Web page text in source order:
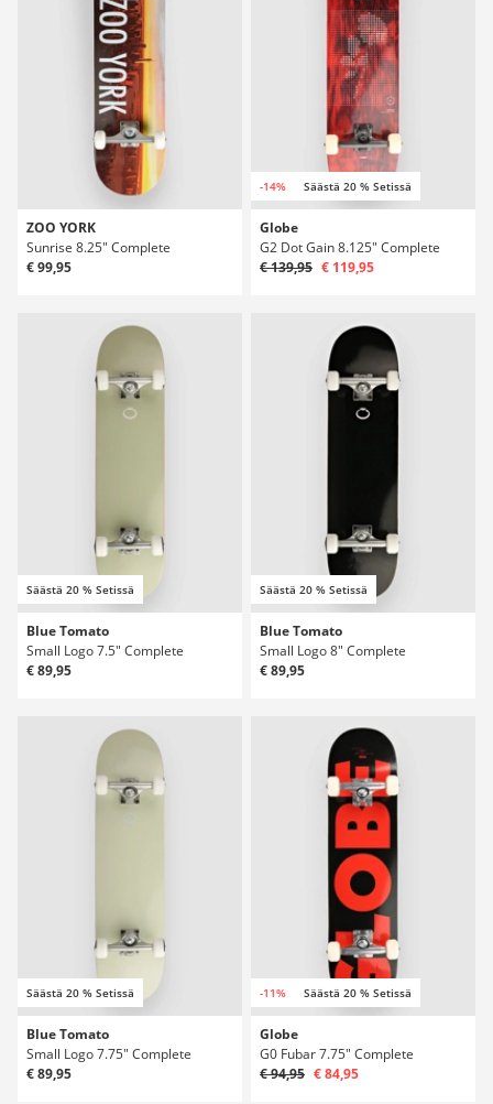
ZOO YORK
Sunrise 8.25" Complete
€ 99,95
-14% Säästä 20 % Setissä
Globe
G2 Dot Gain 8.125" Complete
€ 139,95 € 119,95
Säästä 20 % Setissä
Blue Tomato
Small Logo 7.5" Complete
€ 89,95
Säästä 20 % Setissä
Blue Tomato
Small Logo 8" Complete
€ 89,95
Säästä 20 % Setissä
Blue Tomato
Small Logo 7.75" Complete
€ 89,95
-11% Säästä 20 % Setissä
Globe
G0 Fubar 7.75" Complete
€ 94,95 € 84,95